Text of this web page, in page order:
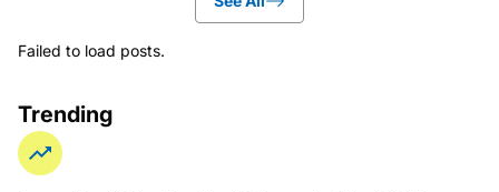
Failed to load posts.
Trending